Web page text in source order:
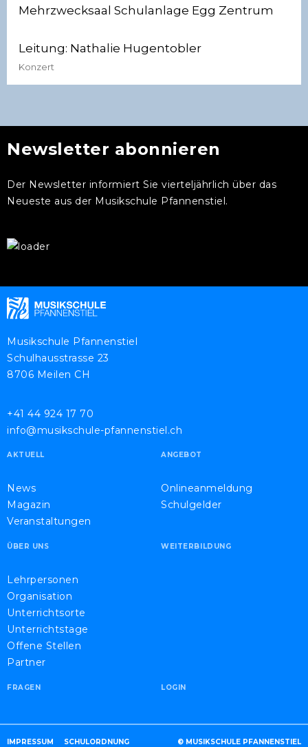
Mehrzwecksaal Schulanlage Egg Zentrum
Leitung: Nathalie Hugentobler
Konzert
Newsletter abonnieren
Der Newsletter informiert Sie vierteljährlich über das
Neueste aus der Musikschule Pfannenstiel.
Musikschule Pfannenstiel
Schulhausstrasse 23
8706 Meilen CH
+41 44 924 17 70
info@musikschule-pfannenstiel.ch
AKTUELL
News
Magazin
Veranstaltungen
ANGEBOT
Onlineanmeldung
Schulgelder
ÜBER UNS
Lehrpersonen
Organisation
Unterrichtsorte
Unterrichtstage
Offene Stellen
Partner
WEITERBILDUNG
FRAGEN LOGIN
IMPRESSUM SCHULORDNUNG © MUSIKSCHULE PFANNENSTIEL